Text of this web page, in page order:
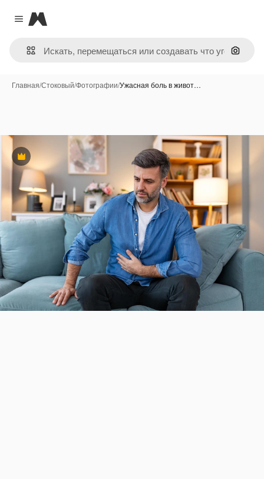
Close menu
Magnific
Поиск
Главная/Стоковый/Фотографии/Ужасная боль в живот…
Премиум